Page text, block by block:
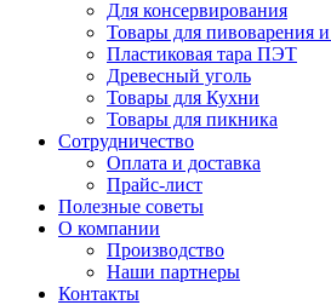
Для консервирования
Товары для пивоварения
Пластиковая тара ПЭТ
Древесный уголь
Товары для Кухни
Товары для пикника
Сотрудничество
Оплата и доставка
Прайс-лист
Полезные советы
О компании
Производство
Наши партнеры
Контакты